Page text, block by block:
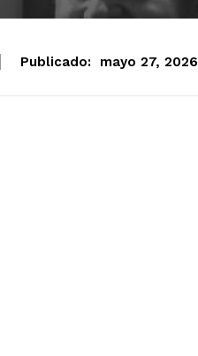
Publicado: mayo 27, 2026